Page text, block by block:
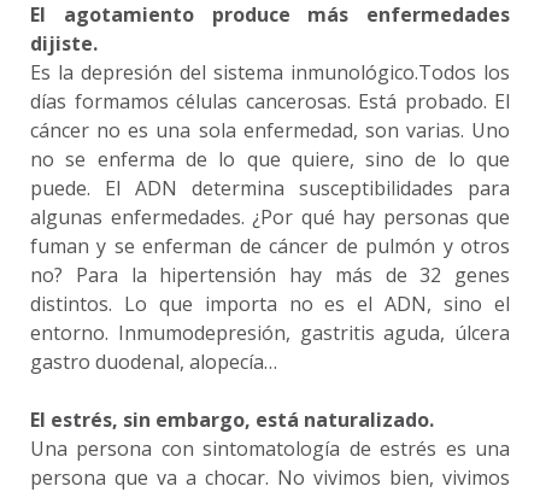
El agotamiento produce más enfermedades
dijiste.
Es la depresión del sistema inmunológico.Todos los
días formamos células cancerosas. Está probado. El
cáncer no es una sola enfermedad, son varias. Uno
no se enferma de lo que quiere, sino de lo que
puede. El ADN determina susceptibilidades para
algunas enfermedades. ¿Por qué hay personas que
fuman y se enferman de cáncer de pulmón y otros
no? Para la hipertensión hay más de 32 genes
distintos. Lo que importa no es el ADN, sino el
entorno. Inmumodepresión, gastritis aguda, úlcera
gastro duodenal, alopecía…
El estrés, sin embargo, está naturalizado.
Una persona con sintomatología de estrés es una
persona que va a chocar. No vivimos bien, vivimos